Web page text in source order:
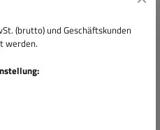
(brutto) und Geschäftskunden
werden.